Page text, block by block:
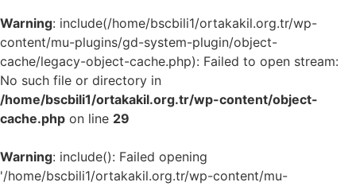
Warning: include(/home/bscbili1/ortakakil.org.tr/wp-
content/mu-plugins/gd-system-plugin/object-
cache/legacy-object-cache.php): Failed to open stream:
No such file or directory in
/home/bscbili1/ortakakil.org.tr/wp-content/object-
cache.php on line 29
Warning: include(): Failed opening
'/home/bscbili1/ortakakil.org.tr/wp-content/mu-